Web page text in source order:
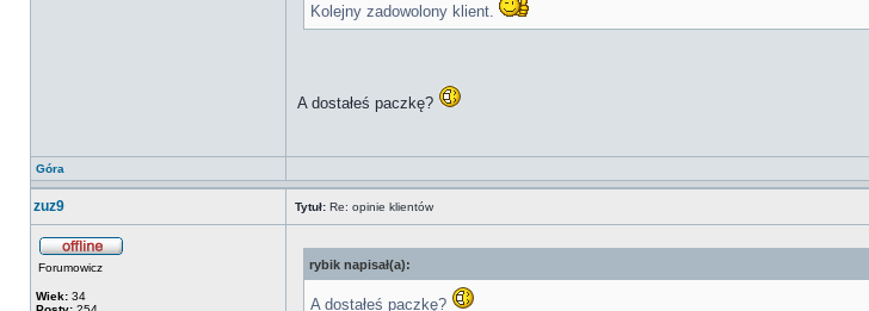
Kolejny zadowolony klient.
A dostałeś paczkę?
Góra
zuz9 Tytuł: Re: opinie klientów
Forumowicz
Wiek: 34
rybik napisał(a):
A dostałeś paczkę?